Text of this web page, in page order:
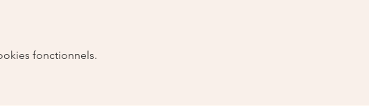
fonctionnels.